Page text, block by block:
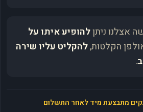
אצלנו ניתןלהופיע איתו על
הקלטות,להקליט עליו שירה
.
מתבצעת מיד לאחר התשלום